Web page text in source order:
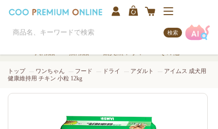
検索
トップ ワンちゃん フード ドライ アダルト
アイムス 成犬用
健康維持用 チキン 小粒 12kg